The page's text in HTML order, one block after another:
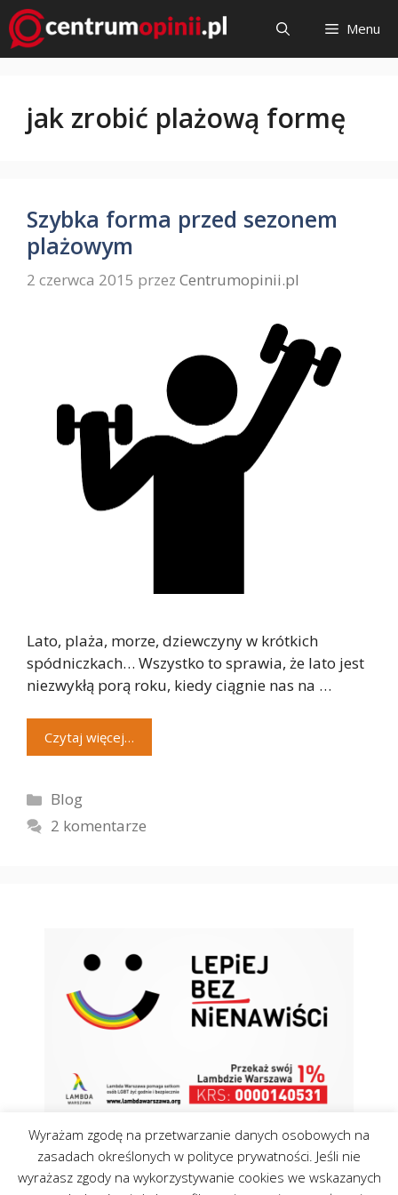
Przejdź
do
treści
Menu
jak zrobić plażową formę
Szybka forma przed sezonem
plażowym
2 czerwca 2015 przez Centrumopinii.pl
Lato, plaża, morze, dziewczyny w krótkich
spódniczkach… Wszystko to sprawia, że lato jest
niezwykłą porą roku, kiedy ciągnie nas na …
Czytaj więcej…
Kategorie
Blog
2 komentarze
Wyrażam zgodę na przetwarzanie danych osobowych na
zasadach określonych w polityce prywatności. Jeśli nie
wyrażasz zgody na wykorzystywanie cookies we wskazanych